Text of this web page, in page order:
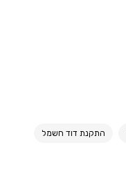
התקנת דוד חשמל